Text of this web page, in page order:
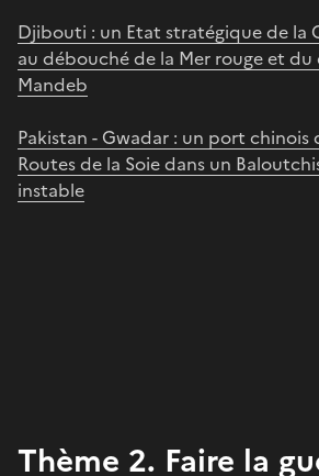
Djibouti : un Etat stratégique de la
au débouché de la Mer rouge et
Mandeb
Pakistan - Gwadar : un port chinois
Routes de la Soie dans un
instable
Thème 2. Faire la